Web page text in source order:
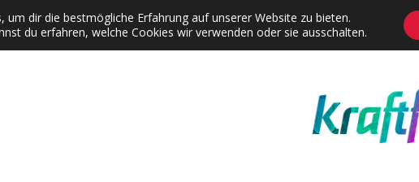
Menü öffnen
Disco Dates Instagrams Contact Adventskalender Dropdown-Menü öffnen
um dir die bestmögliche Erfahrung auf unserer Website zu bieten.
du erfahren, welche Cookies wir verwenden oder sie ausschalten.